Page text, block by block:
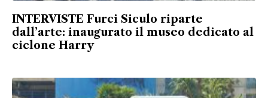
INTERVISTE Furci Siculo riparte
dall’arte: inaugurato il museo dedicato al
ciclone Harry